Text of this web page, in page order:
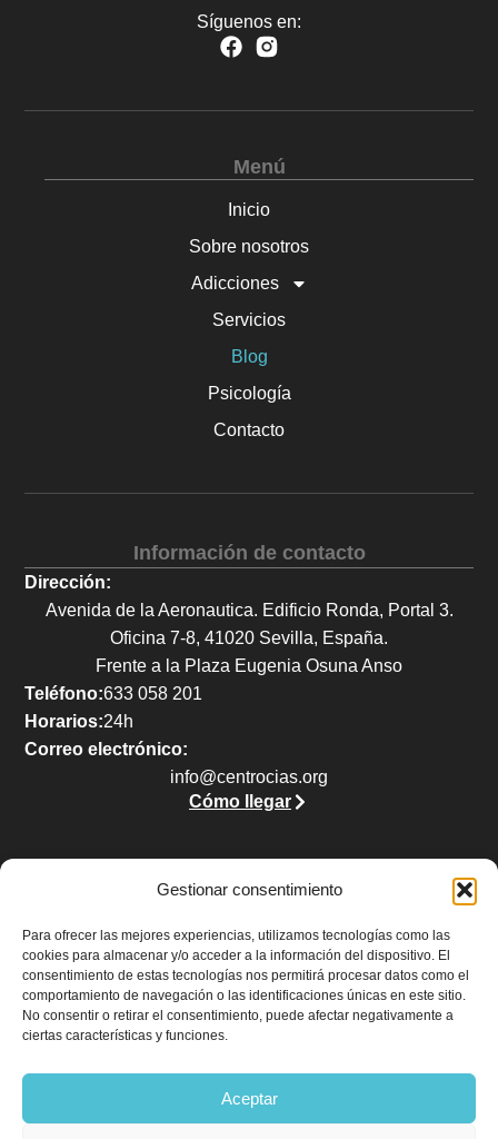
Gestionar consentimiento
Para ofrecer las mejores experiencias, utilizamos tecnologías como las
cookies para almacenar y/o acceder a la información del dispositivo. El
consentimiento de estas tecnologías nos permitirá procesar datos como el
comportamiento de navegación o las identificaciones únicas en este sitio.
No consentir o retirar el consentimiento, puede afectar negativamente a
ciertas características y funciones.
Aceptar
Síguenos en:
Menú
Inicio
Sobre nosotros
Adicciones
Servicios
Blog
Psicología
Contacto
Información de contacto
Dirección:
Avenida de la Aeronautica. Edificio Ronda, Portal 3.
Oficina 7-8, 41020 Sevilla, España.
Frente a la Plaza Eugenia Osuna Anso
Teléfono:633 058 201
Horarios:24h
Correo electrónico:
info@centrocias.org
Cómo llegar
Aviso legal
Política de privacidad
Política de cookies (UE)